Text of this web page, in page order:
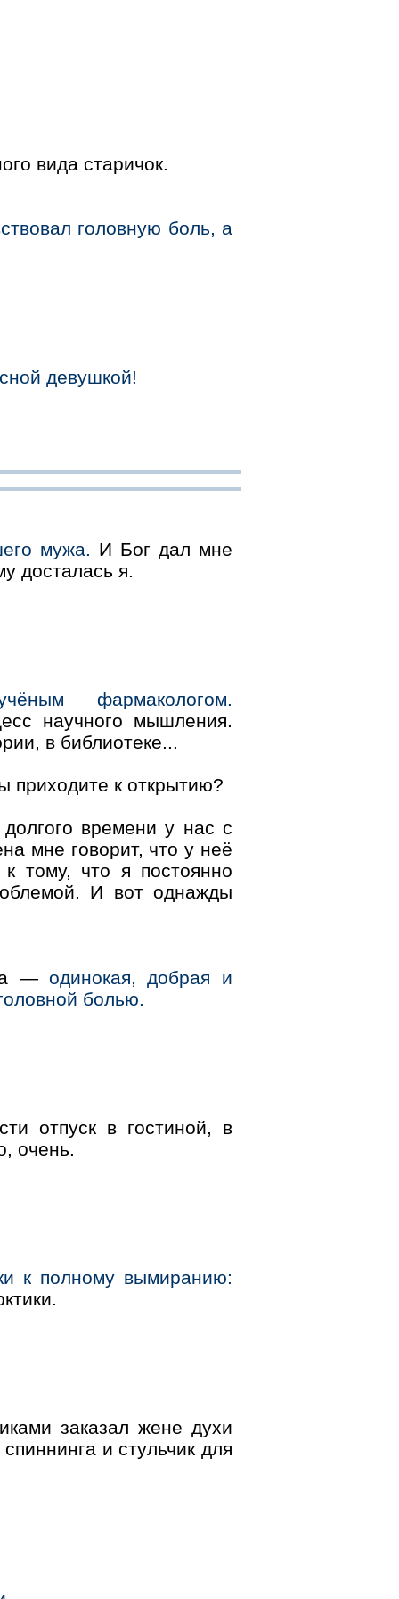
вида старичок.
головную боль, а
девушкой!
мужа. И Бог дал мне
досталась я.
фармакологом.
научного мышления.
в библиотеке...
приходите к открытию?
времени у нас с
мне говорит, что у неё
тому, что я постоянно
И вот однажды
—одинокая, добрая и
болью.
отпуск в гостиной, в
очень.
к полному вымиранию:
заказал жене духи
и стульчик для